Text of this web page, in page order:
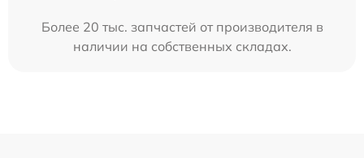
Более 20 тыс. запчастей от производителя в
наличии на собственных складах.